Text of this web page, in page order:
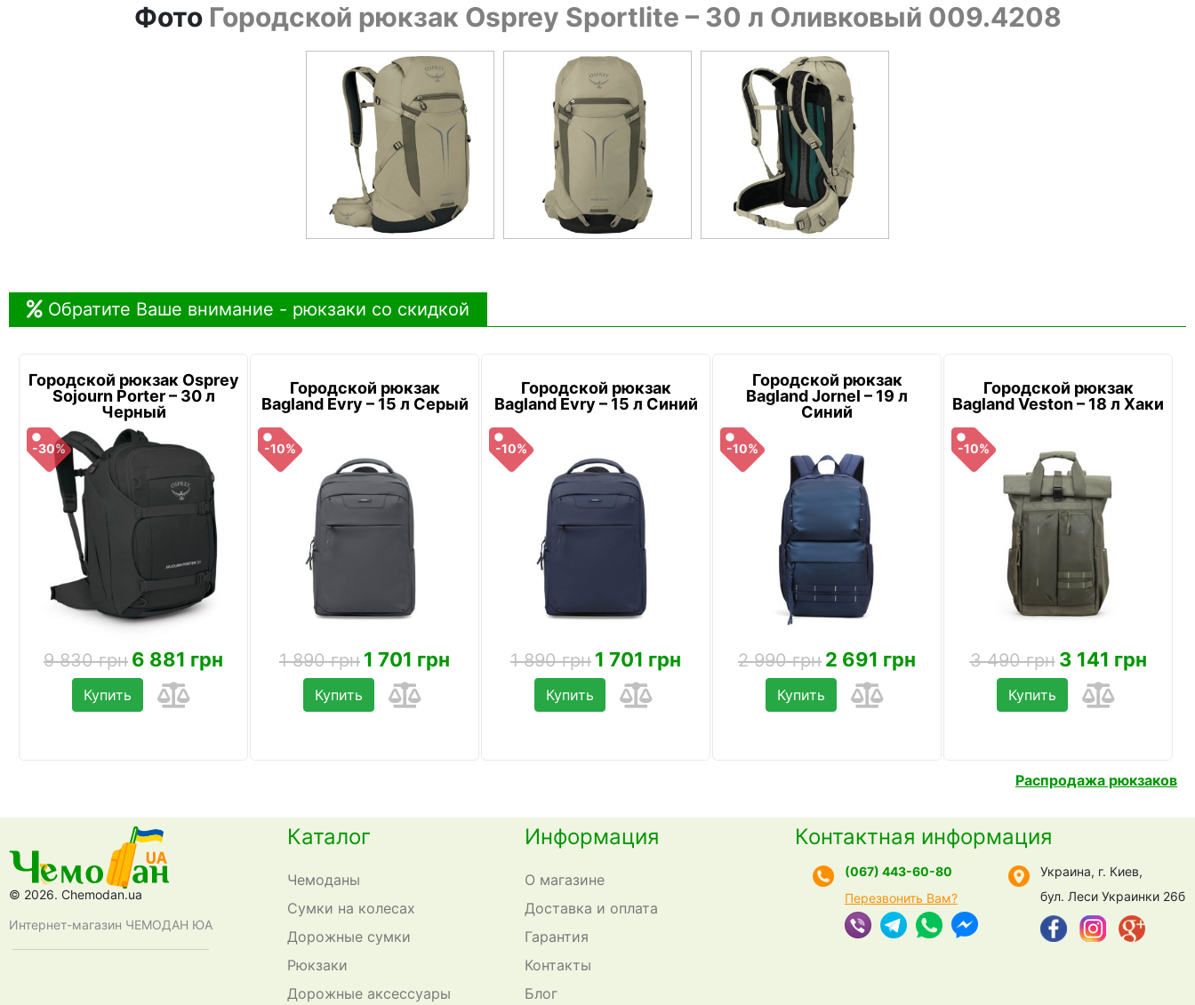
Фото Городской рюкзак Osprey Sportlite – 30 л Оливковый 009.4208
Обратите Ваше внимание - рюкзаки со скидкой
Городской рюкзак Osprey
Sojourn Porter – 30 л
Черный
-30%
9 830 грн 6 881 грн
Купить
Городской рюкзак
Bagland Evry – 15 л Серый
-10%
1 890 грн 1 701 грн
Купить
Городской рюкзак
Bagland Evry – 15 л Синий
-10%
1 890 грн 1 701 грн
Купить
Городской рюкзак
Bagland Jornel – 19 л
Синий
-10%
2 990 грн 2 691 грн
Купить
Городской рюкзак
Bagland Veston – 18 л Хаки
-10%
3 490 грн 3 141 грн
Купить
Распродажа рюкзаков
© 2026. Chemodan.ua
Интернет-магазин ЧЕМОДАН ЮА
Каталог
Чемоданы
Сумки на колесах
Дорожные сумки
Рюкзаки
Дорожные аксессуары
Информация
О магазине
Доставка и оплата
Гарантия
Контакты
Блог
Контактная информация
(067) 443-60-80
Перезвонить Вам?
Украина, г. Киев,
бул. Леси Украинки 26б